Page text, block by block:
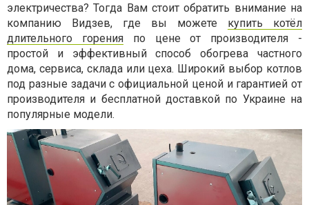
электричества? Тогда Вам стоит обратить внимание на
компанию Видзев, где вы можете купить котёл
длительного горенияпо цене от производителя -
простой и эффективный способ обогрева частного
дома, сервиса, склада или цеха. Широкий выбор котлов
под разные задачи с официальной ценой и гарантией от
производителя и бесплатной доставкой по Украине на
популярные модели.